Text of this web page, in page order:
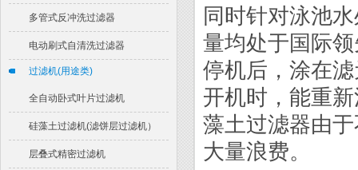
多管式反冲洗过滤器
电动刷式自清洗过滤器
过滤机(用途类)
全自动卧式叶片过滤机
硅藻土过滤机(滤饼层过滤机）
层叠式精密过滤机
同时针对泳池
量均处于国际
停机后，涂在
开机时，能重
藻土过滤器由
大量浪费。